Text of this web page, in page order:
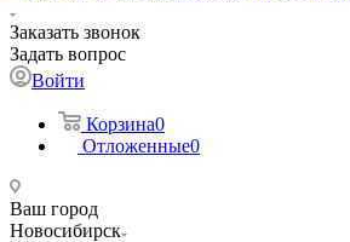
Заказать звонок
Задать вопрос
Войти
Корзина0
Отложенные0
Ваш город
Новосибирск